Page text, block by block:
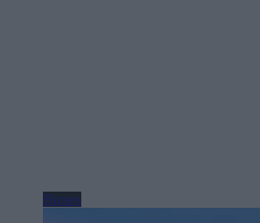
Biznes